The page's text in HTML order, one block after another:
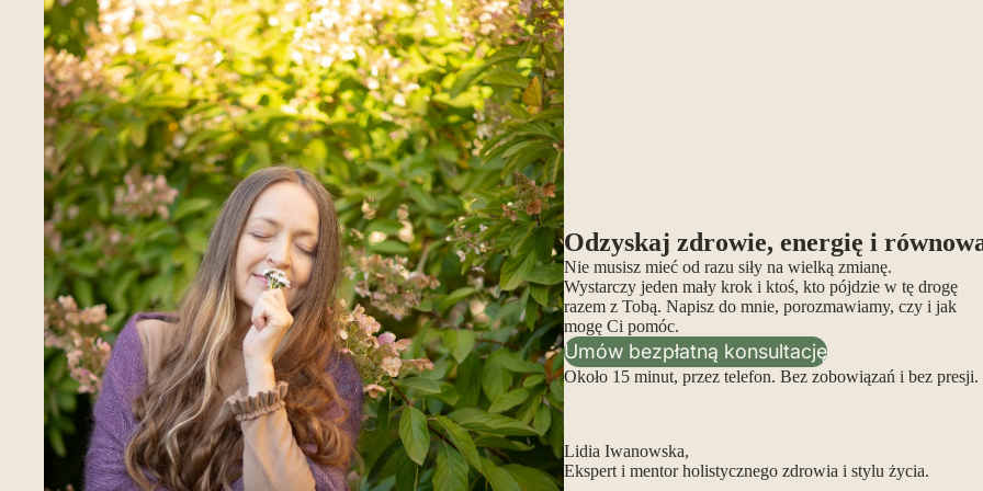
Odzyskaj zdrowie, energię i
Nie musisz mieć od razu siły na wielką zmianę.
Wystarczy jeden mały krok i ktoś, kto pójdzie w tę drogę
razem z Tobą. Napisz do mnie, porozmawiamy, czy i jak
mogę Ci pomóc.
Umów bezpłatną konsultację
Około 15 minut, przez telefon. Bez zobowiązań i bez presji.
Lidia Iwanowska,
Ekspert i mentor holistycznego zdrowia i stylu życia.